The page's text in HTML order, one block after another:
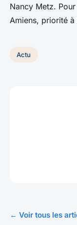
Nancy Metz.
Amiens, priorité
Actu
← Voir tous les